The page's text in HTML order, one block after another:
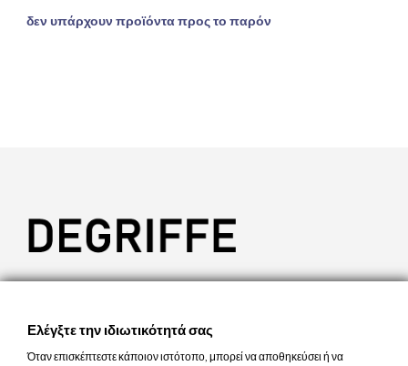
δεν υπάρχουν προϊόντα προς το παρόν
ΠΡΟΪΌΝΤΑ
Η ΕΤΑΙΡΊΑ ΜΑΣ
Ελέγξτε την ιδιωτικότητά σας
Όταν επισκέπτεστε κάποιον ιστότοπο, μπορεί να αποθηκεύσει ή να